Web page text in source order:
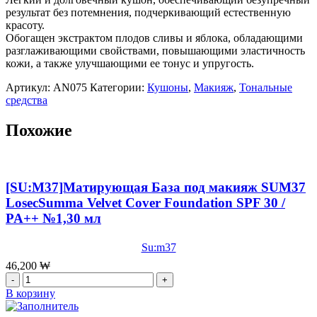
SPF
50+
PA+++
,
15
результат без потемнения, подчеркивающий естественную
красоту.
Обогащен экстрактом плодов сливы и яблока, обладающими
разглаживающими свойствами, повышающими эластичность
кожи, а также улучшающими ее тонус и упругость.
Артикул: AN075 Категории: Кушоны, Макияж, Тональные
средства
Похожие
[SU:M37]Матирующая База под макияж SUM37
LosecSumma Velvet Cover Foundation SPF 30 /
PA++ №1,30 мл
Su:m37
46,200 ₩
Количество
товара
[SU:M37]Матирующая
В корзину